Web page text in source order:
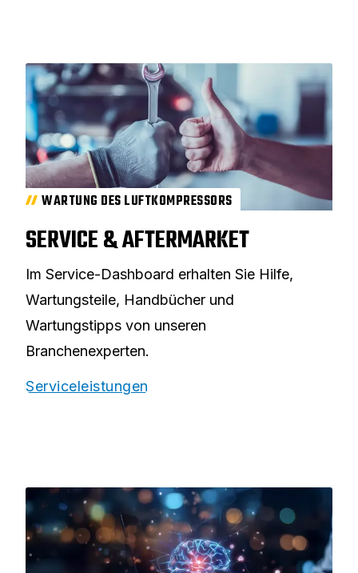
WARTUNG DES LUFTKOMPRESSORS
SERVICE & AFTERMARKET
Im Service-Dashboard erhalten Sie Hilfe,
Wartungsteile, Handbücher und
Wartungstipps von unseren
Branchenexperten.